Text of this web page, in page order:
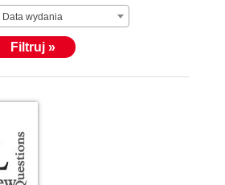
Data wydania
Filtruj »